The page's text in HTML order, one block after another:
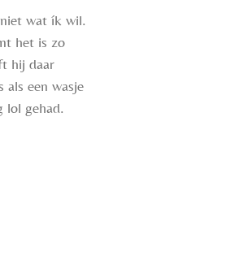
wat ík wil.
het is zo
hij daar
als een wasje
lol gehad.